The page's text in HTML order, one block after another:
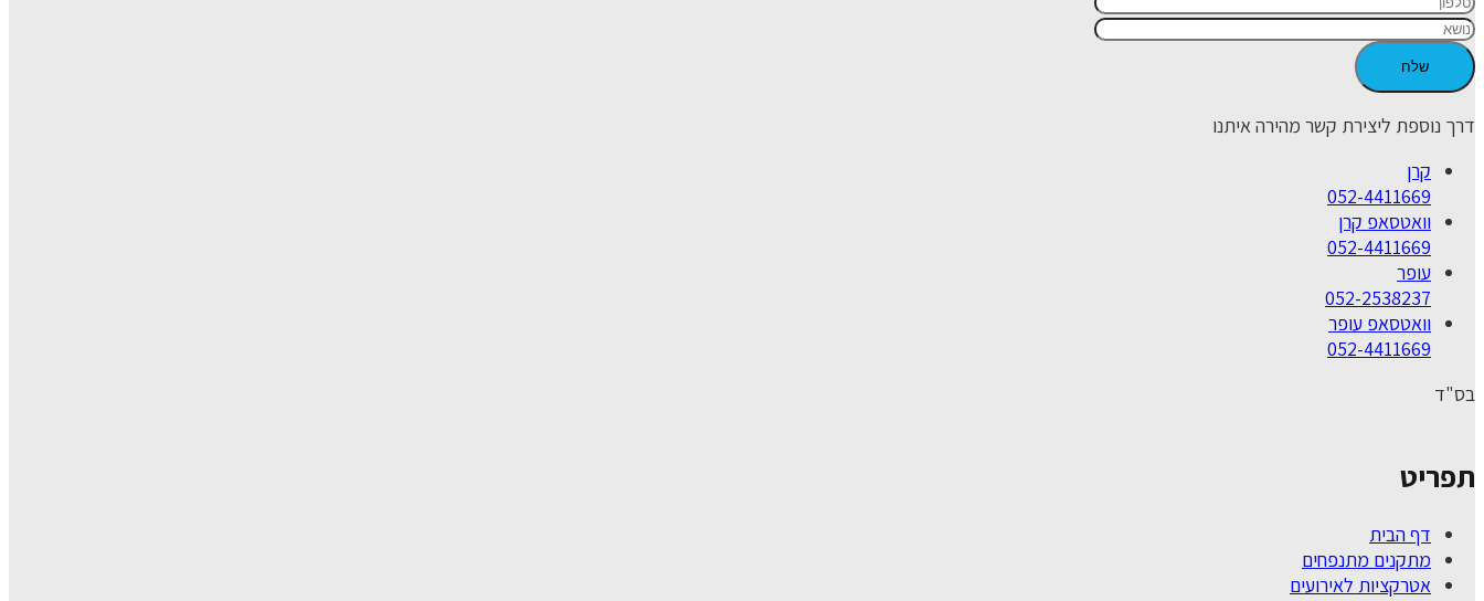
דרך נוספת ליצירת קשר מהירה איתנו
קרן
052-4411669
וואטסאפ קרן
052-4411669
עופר
052-2538237
וואטסאפ עופר
052-4411669
בס"ד
תפריט
דף הבית
מתקנים מתנפחים
אטרקציות לאירועים